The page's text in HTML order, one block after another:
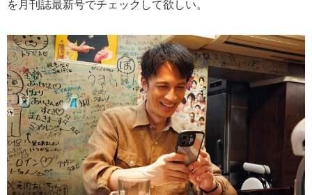
を月刊誌最新号でチェックして欲しい。